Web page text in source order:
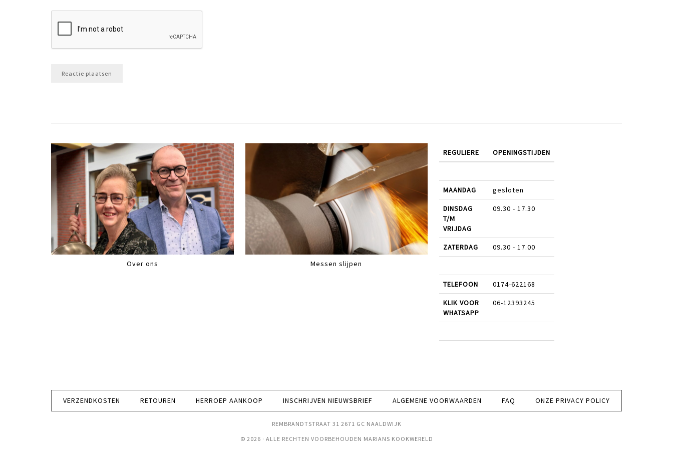
Over ons Messen slijpen
REGULIERE OPENINGSTIJDEN
MAANDAG gesloten
DINSDAG
T/M
VRIJDAG
09.30 - 17.30
ZATERDAG 09.30 - 17.00
TELEFOON 0174-622168
KLIK VOOR
WHATSAPP
06-12393245
VERZENDKOSTEN RETOUREN HERROEP AANKOOP INSCHRIJVEN NIEUWSBRIEF ALGEMENE VOORWAARDEN FAQ ONZE PRIVACY POLICY
REMBRANDTSTRAAT 31 2671 GC NAALDWIJK
© 2026 · ALLE RECHTEN VOORBEHOUDEN MARIANS KOOKWERELD